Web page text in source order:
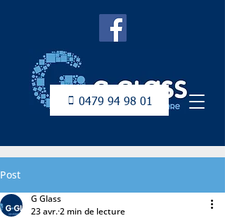
0479 94 98 01
Post
G Glass
23 avr.2 min de lecture